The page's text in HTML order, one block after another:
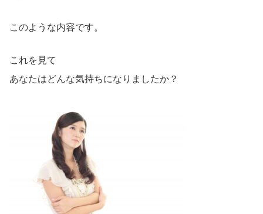
このような内容です。
これを見て
あなたはどんな気持ちになりましたか？